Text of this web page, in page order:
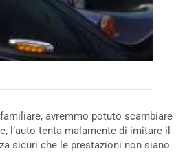
avremmo potuto scambiare
l’auto tenta malamente di imitare il
sicuri che le prestazioni non siano